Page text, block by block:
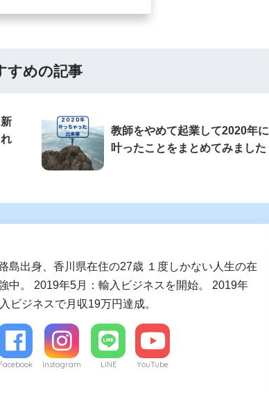
すめの記事
教師をやめて起業して2020年に
叶ったことをまとめてみました
島出身、香川県在住の27歳 １度しかない人生の在
中。 2019年5月：輸入ビジネスを開始。 2019年
ビジネスで月収19万円達成。
Facebook Instagram LINE YouTube